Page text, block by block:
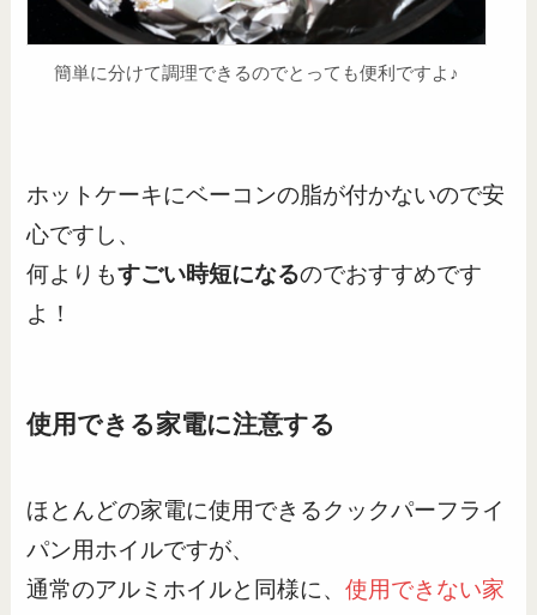
簡単に分けて調理できるのでとっても便利ですよ♪
ホットケーキにベーコンの脂が付かないので安
心ですし、
何よりもすごい時短になるのでおすすめです
よ！
使用できる家電に注意する
ほとんどの家電に使用できるクックパーフライ
パン用ホイルですが、
通常のアルミホイルと同様に、使用できない家